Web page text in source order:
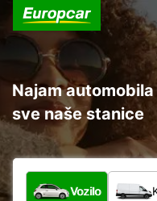
Najam
sve naše stanice
Koja vrsta vozila?
Vozilo